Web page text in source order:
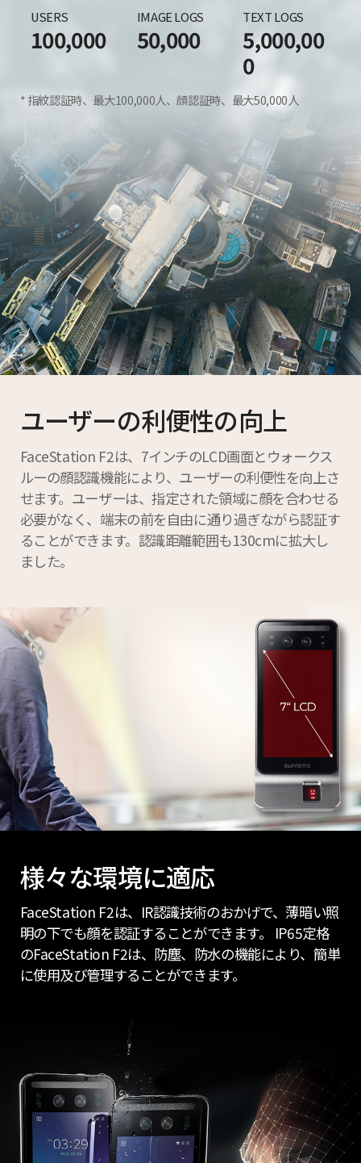
USERS
100,000
IMAGE LOGS
50,000
TEXT LOGS
5,000,00
0
指紋認証時、最大100,000人、顔認証時、最大50,000人
ユーザーの利便性の向上
FaceStation F2は、7インチのLCD画面とウォークス
ルーの顔認識機能により、ユーザーの利便性を向上さ
せます。ユーザーは、指定された領域に顔を合わせる
必要がなく、端末の前を自由に通り過ぎながら認証す
ることができます。認識距離範囲も130cmに拡大し
ました。
様々な環境に適応
FaceStation F2は、IR認識技術のおかげで、薄暗い照
明の下でも顔を認証することができます。 IP65定格
のFaceStation F2は、防塵、防水の機能により、簡単
に使用及び管理することができます。